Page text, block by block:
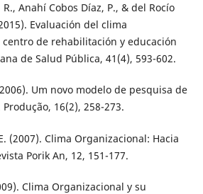
Anahí Cobos Díaz, P., & del Rocío
Evaluación del clima
de rehabilitación y educación
de Salud Pública, 41(4), 593-602.
Um novo modelo de pesquisa de
16(2), 258-273.
(2007). Clima Organizacional: Hacia
Porik An, 12, 151-177.
Clima Organizacional y su